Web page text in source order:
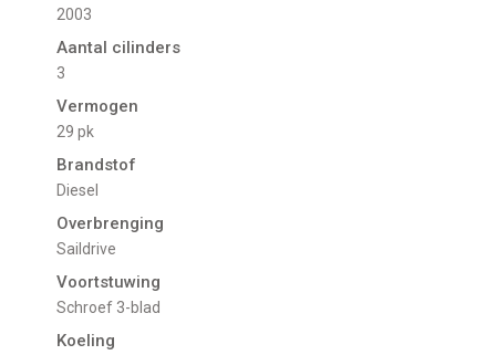
2003
Aantal cilinders
3
Vermogen
29 pk
Brandstof
Diesel
Overbrenging
Saildrive
Voortstuwing
schroef 3-blad
Koeling